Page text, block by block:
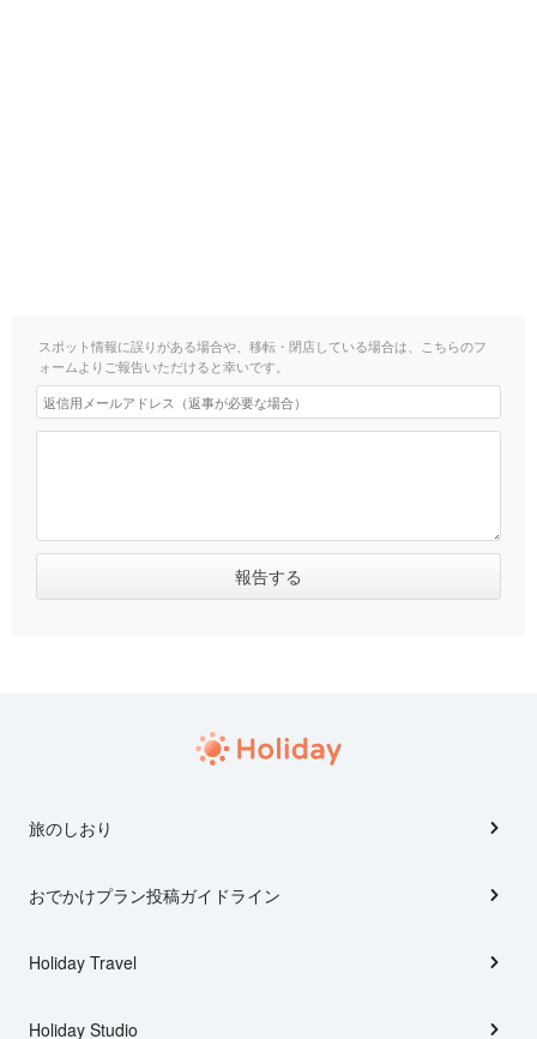
スポット情報に誤りがある場合や、移転・閉店している場合は、こちらのフ
ォームよりご報告いただけると幸いです。
旅のしおり
おでかけプラン投稿ガイドライン
Holiday Travel
Holiday Studio